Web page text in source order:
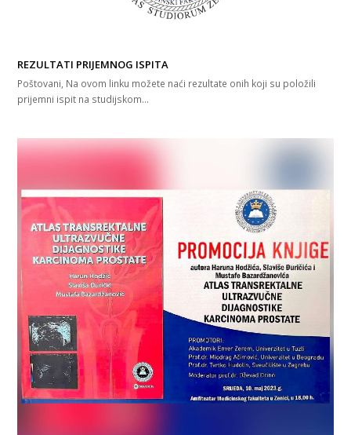
REZULTATI PRIJEMNOG ISPITA
Poštovani, Na ovom linku možete naći rezultate onih koji su položili
prijemni ispit na studijskom…